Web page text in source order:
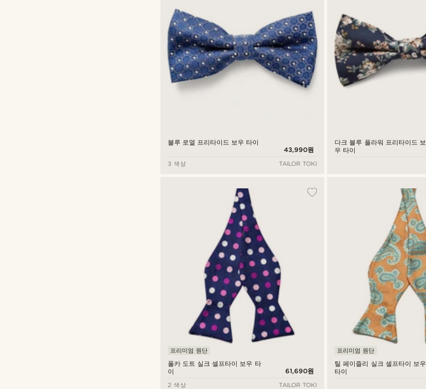
블루 로열 프리타이드 보우 타이
43,990원
3 색상
TAILOR TOKI
다크 블루 플라워 프리타이드 보
우 타이
폴카 도트 실크 셀프타이 보우 타
이
프리미엄 원단
61,690원
2 색상
TAILOR TOKI
틸 페이즐리 실크 셀프타이 보우
타이
프리미엄 원단